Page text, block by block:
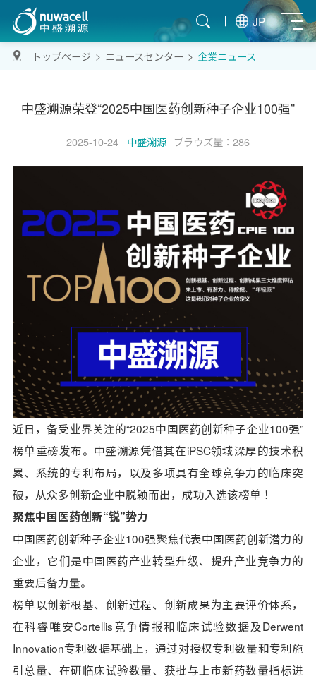
JP
トップページ > ニュースセンター > 企業ニュース
中盛溯源荣登“2025中国医药创新种子企业100强”
2025-10-24 中盛溯源 ブラウズ量：286
近日，备受业界关注的“2025中国医药创新种子企业100强”
榜单重磅发布。中盛溯源凭借其在iPSC领域深厚的技术积
累、系统的专利布局，以及多项具有全球竞争力的临床突
破，从众多创新企业中脱颖而出，成功入选该榜单！
聚焦中国医药创新“锐”势力
中国医药创新种子企业100强聚焦代表中国医药创新潜力的
企业，它们是中国医药产业转型升级、提升产业竞争力的
重要后备力量。
榜单以创新根基、创新过程、创新成果为主要评价体系，
在科睿唯安Cortellis竞争情报和临床试验数据及Derwent
Innovation专利数据基础上，通过对授权专利数量和专利施
引总量、在研临床试验数量、获批与上市新药数量指标进